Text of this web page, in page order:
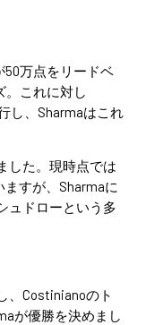
50万点をリードベ
。これに対し
し、Sharmaはこれ
した。現時点では
すが、Sharmaに
ュドローという多
、Costinianoのト
が優勝を決めまし